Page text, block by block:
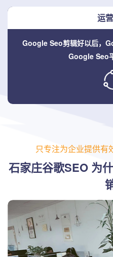
运
Google Seo剪辑好以后，
Google Seo
只专注为企业提供有
石家庄谷歌SEO 为